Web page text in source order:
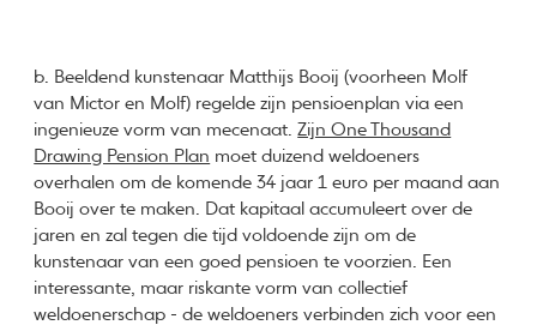
b. Beeldend kunstenaar Matthijs Booij (voorheen Molf
van Mictor en Molf) regelde zijn pensioenplan via een
ingenieuze vorm van mecenaat.Zijn One Thousand
Drawing Pension Plan moet duizend weldoeners
overhalen om de komende 34 jaar 1 euro per maand aan
Booij over te maken. Dat kapitaal accumuleert over de
jaren en zal tegen die tijd voldoende zijn om de
kunstenaar van een goed pensioen te voorzien. Een
interessante, maar riskante vorm van collectief
weldoenerschap - de weldoeners verbinden zich voor een